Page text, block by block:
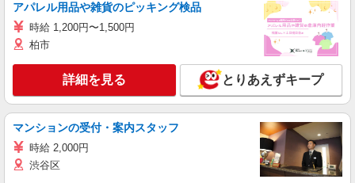
アパレル用品や雑貨のピッキング検品
時給 1,200円〜1,500円
柏市
詳細を見る とりあえずキープ
マンションの受付・案内スタッフ
時給 2,000円
渋谷区